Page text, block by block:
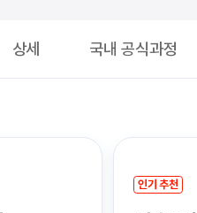
상세 국내 공식과정
인기 추천